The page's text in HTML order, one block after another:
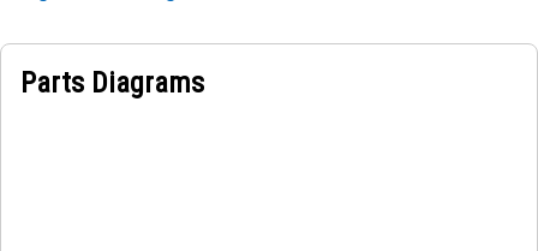
Parts Diagrams